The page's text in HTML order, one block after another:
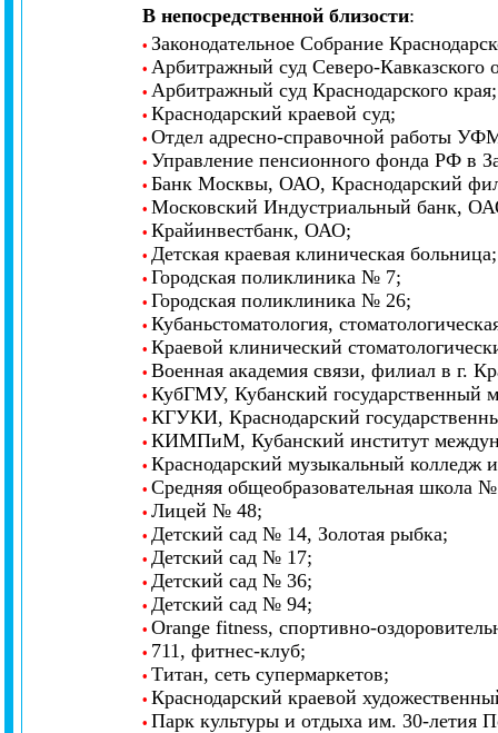
В непосредственной близости:
• Законодательное Собрание
• Арбитражный суд Северо-Кавказского
• Арбитражный суд Краснодарского края;
• Краснодарский краевой суд;
• Отдел адресно-справочной работы
• Управление пенсионного фонда РФ в
• Банк Москвы, ОАО, Краснодарский
• Московский Индустриальный банк,
• Крайинвестбанк, ОАО;
• Детская краевая клиническая больница;
• Городская поликлиника № 7;
• Городская поликлиника № 26;
• Кубаньстоматология,
• Краевой клинический
• Военная академия связи, филиал в г.
• КубГМУ, Кубанский государственный
• КГУКИ, Краснодарский
• КИМПиМ, Кубанский институт
• Краснодарский музыкальный колледж
• Средняя общеобразовательная школа
• Лицей № 48;
• Детский сад № 14, Золотая рыбка;
• Детский сад № 17;
• Детский сад № 36;
• Детский сад № 94;
• Orange fitness, спортивно-
• 711, фитнес-клуб;
• Титан, сеть супермаркетов;
• Краснодарский краевой
• Парк культуры и отдыха им. 30-летия